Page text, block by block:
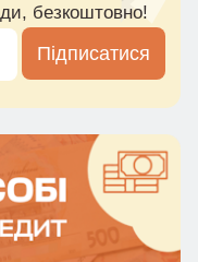
безкоштовно!
Підписатися